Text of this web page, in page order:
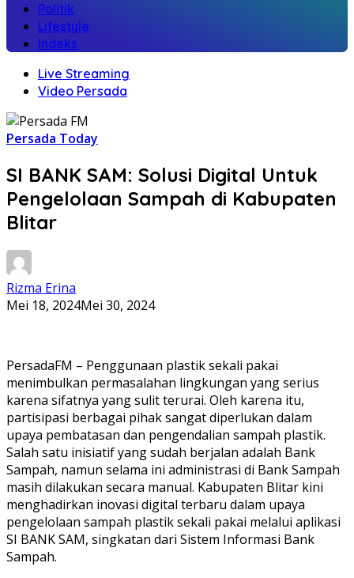
Politik
Lifestyle
Indeks
Live Streaming
Video Persada
Persada Today
SI BANK SAM: Solusi Digital Untuk
Pengelolaan Sampah di Kabupaten
Blitar
Rizma Erina
Mei 18, 2024Mei 30, 2024
PersadaFM – Penggunaan plastik sekali pakai
menimbulkan permasalahan lingkungan yang serius
karena sifatnya yang sulit terurai. Oleh karena itu,
partisipasi berbagai pihak sangat diperlukan dalam
upaya pembatasan dan pengendalian sampah plastik.
Salah satu inisiatif yang sudah berjalan adalah Bank
Sampah, namun selama ini administrasi di Bank Sampah
masih dilakukan secara manual. Kabupaten Blitar kini
menghadirkan inovasi digital terbaru dalam upaya
pengelolaan sampah plastik sekali pakai melalui aplikasi
SI BANK SAM, singkatan dari Sistem Informasi Bank
Sampah.